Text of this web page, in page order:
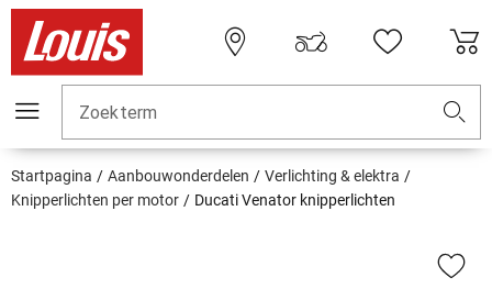
Zoekterm
Startpagina Aanbouwonderdelen
Verlichting & elektra
Knipperlichten per motor
Ducati Venator knipperlichten